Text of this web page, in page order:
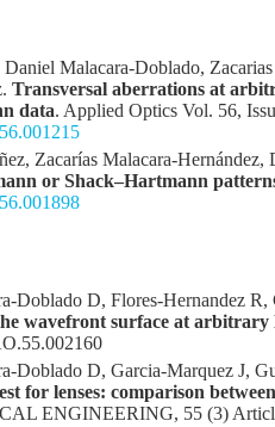
Malacara-Doblado,
Transversal aberrations at
data. Applied Optics Vol. 56,
Zacarías Malacara-
or Shack–Hartmann
Doblado D, Flores-Hernandez
wavefront surface at arbitrary
Doblado D, Garcia-Marquez J,
for lenses: comparison
ENGINEERING, 55 (3)